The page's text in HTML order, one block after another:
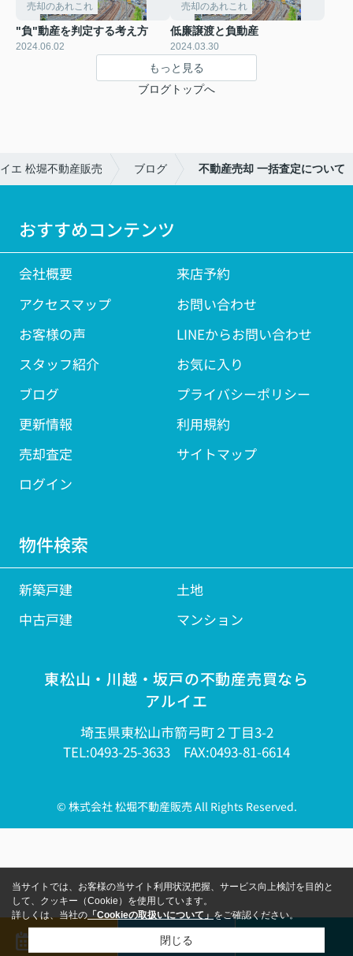
売却のあれこれ
"負"動産を判定する考え方
2024.06.02
売却のあれこれ
低廉譲渡と負動産
2024.03.30
もっと見る
ブログトップへ
エ 松堀不動産販売 ブログ 不動産売却 一括査定について
おすすめコンテンツ
会社概要
来店予約
アクセスマップ
お問い合わせ
お客様の声
LINEからお問い合わせ
スタッフ紹介
お気に入り
ブログ
プライバシーポリシー
更新情報
利用規約
売却査定
サイトマップ
ログイン
物件検索
新築戸建
土地
中古戸建
マンション
東松山・川越・坂戸の不動産売買なら
アルイエ
埼玉県東松山市箭弓町２丁目3-2
TEL:0493-25-3633 FAX:0493-81-6614
© 株式会社 松堀不動産販売 All Rights Reserved.
メール
当サイトでは、お客様の当サイト利用状況把握、サービス向上検討を目的と
して、クッキー（Cookie）を使用しています。
詳しくは、当社の「Cookieの取扱いについて」をご確認ください。
閉じる